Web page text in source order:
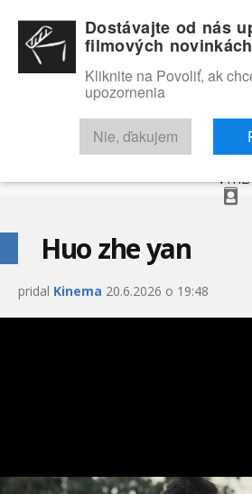
RECENZIE TRAILERY
Huo zhe yan
pridal Kinema 20.6.2026 o 19:48
Dostávajte od nás
filmových novinkách
Kliknite na Povoliť, ak
upozornenia
Nie, ďakujem